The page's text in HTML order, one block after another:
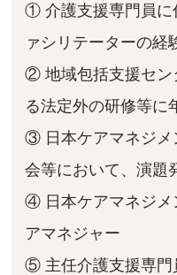
① 介護⽀援専⾨員に
ァシリテーターの経
② 地域包括⽀援セン
る法定外の研修等に
③ ⽇本ケアマネジメ
会等において、演題
④ ⽇本ケアマネジメ
アマネジャー
⑤ 主任介護⽀援専⾨